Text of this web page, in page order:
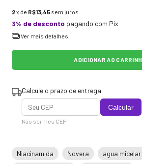
2x de R$13,45 sem juros
3% de desconto pagando com Pix
Ver mais detalhes
Calcule o prazo de entrega
Calcular
Não sei meu CEP
Niacinamida Novera agua micelar